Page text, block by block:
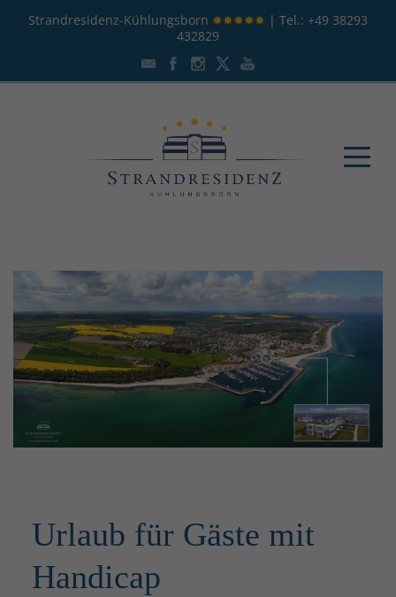
Strandresidenz-Kühlungsborn ✸✸✸✸✸ | Tel.: +49 38293
432829
Urlaub für Gäste mit
Handicap